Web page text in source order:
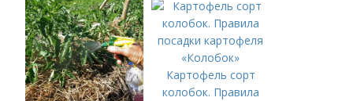
минеральные
удобрения
Картофель сорт
колобок. Правила